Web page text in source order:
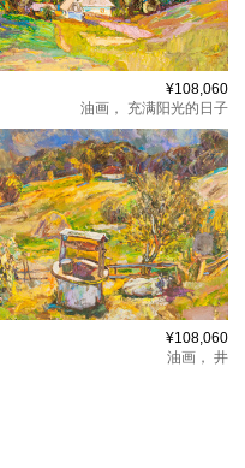
¥108,060
油画，
充满阳光的日子
¥108,060
油画， 井